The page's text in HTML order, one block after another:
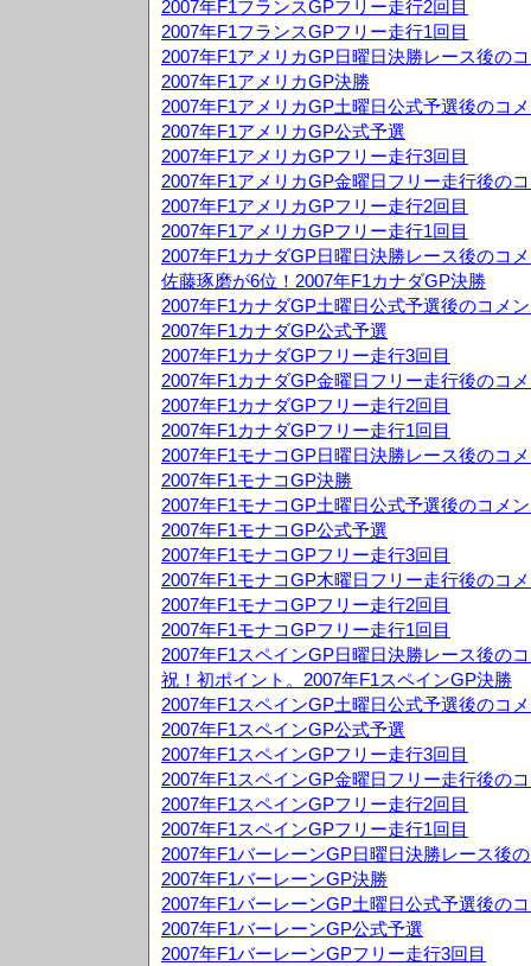
2007年F1フランスGPフリー走行2回目
2007年F1フランスGPフリー走行1回目
2007年F1アメリカGP日曜日決勝レース後の
2007年F1アメリカGP決勝
2007年F1アメリカGP土曜日公式予選後のコ
2007年F1アメリカGP公式予選
2007年F1アメリカGPフリー走行3回目
2007年F1アメリカGP金曜日フリー走行後の
2007年F1アメリカGPフリー走行2回目
2007年F1アメリカGPフリー走行1回目
2007年F1カナダGP日曜日決勝レース後のコ
佐藤琢磨が6位！2007年F1カナダGP決勝
2007年F1カナダGP土曜日公式予選後のコメ
2007年F1カナダGP公式予選
2007年F1カナダGPフリー走行3回目
2007年F1カナダGP金曜日フリー走行後のコ
2007年F1カナダGPフリー走行2回目
2007年F1カナダGPフリー走行1回目
2007年F1モナコGP日曜日決勝レース後のコ
2007年F1モナコGP決勝
2007年F1モナコGP土曜日公式予選後のコメ
2007年F1モナコGP公式予選
2007年F1モナコGPフリー走行3回目
2007年F1モナコGP木曜日フリー走行後のコ
2007年F1モナコGPフリー走行2回目
2007年F1モナコGPフリー走行1回目
2007年F1スペインGP日曜日決勝レース後の
祝！初ポイント。2007年F1スペインGP決勝
2007年F1スペインGP土曜日公式予選後のコ
2007年F1スペインGP公式予選
2007年F1スペインGPフリー走行3回目
2007年F1スペインGP金曜日フリー走行後の
2007年F1スペインGPフリー走行2回目
2007年F1スペインGPフリー走行1回目
2007年F1バーレーンGP日曜日決勝レース後
2007年F1バーレーンGP決勝
2007年F1バーレーンGP土曜日公式予選後の
2007年F1バーレーンGP公式予選
2007年F1バーレーンGPフリー走行3回目